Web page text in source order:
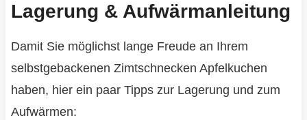
Lagerung & Aufwärmanleitung
Damit Sie möglichst lange Freude an Ihrem
selbstgebackenen Zimtschnecken Apfelkuchen
haben, hier ein paar Tipps zur Lagerung und zum
Aufwärmen: